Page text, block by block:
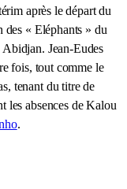
après le départ du
« Eléphants » du
Jean-Eudes
fois, tout comme le
tenant du titre de
les absences de Kalou
.